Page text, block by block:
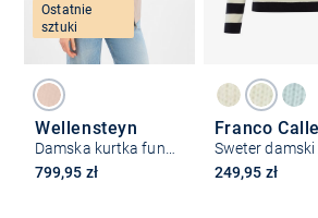
Ostatnie
sztuki
Wellensteyn
799,95 zł
Franco
249,95 zł